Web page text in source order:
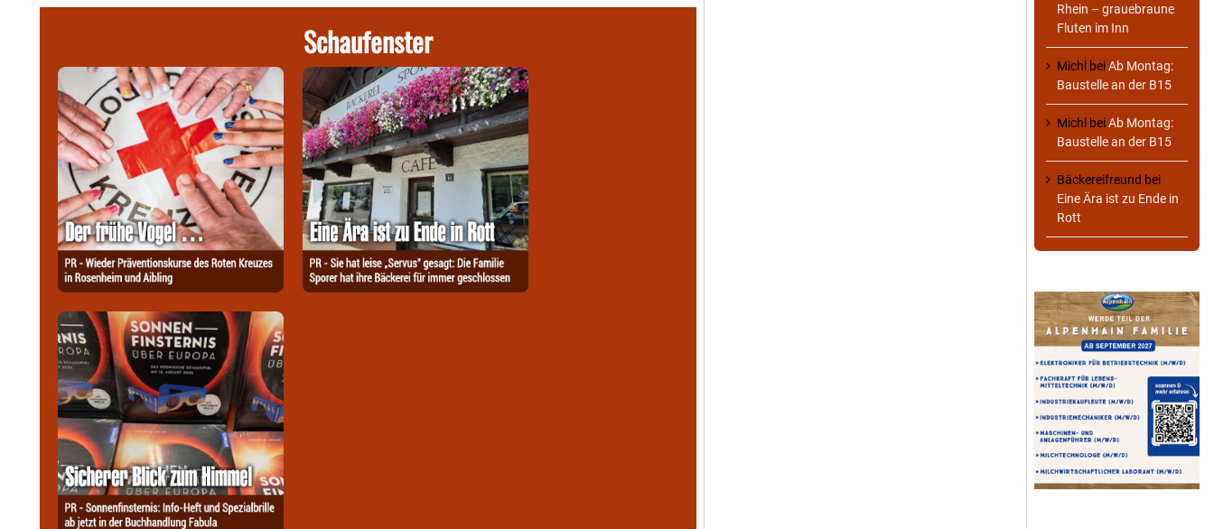
Schaufenster
Rhein – grauebraune
Fluten im Inn
Michl beiAb Montag:
Baustelle an der B15
Michl beiAb Montag:
Baustelle an der B15
Bäckereifreund bei
Eine Ära ist zu Ende in
Rott